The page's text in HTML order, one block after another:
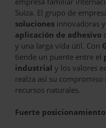
Suiza. El grupo de
soluciones innovadoras
aplicación de adhesivo
y una larga vida útil. Con
tiende un puente entre el
industrial y los valores
realza así su
recursos naturales.
Fuerte posicionamiento